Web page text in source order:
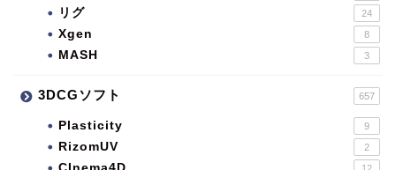
リグ 24
Xgen 8
MASH 3
3DCGソフト 657
Plasticity 9
RizomUV 2